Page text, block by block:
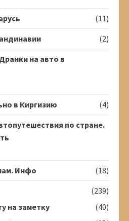
(11)
(2)
на авто в
в Киргизию
(4)
по стране.
Инфо
(18)
(239)
на заметку
(40)